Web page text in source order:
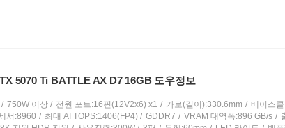
5070 Ti BATTLE AX D7 16GB 도우정보
750W 이상 전원 포트:16핀(12V2x6) x1 가로(길이):330.6mm 베이스
서:8960 최대 AI TOPS:1406(FP4) GDDR7 VRAM 대역폭:896 GB/s